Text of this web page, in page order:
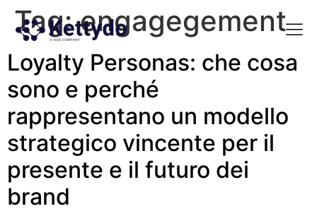
Tag:engagegement
Loyalty Personas: che cosa
sono e perché
rappresentano un modello
strategico vincente per il
presente e il futuro dei
brand